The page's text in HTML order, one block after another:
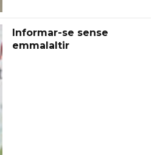
Informar-se sense
emmalaltir